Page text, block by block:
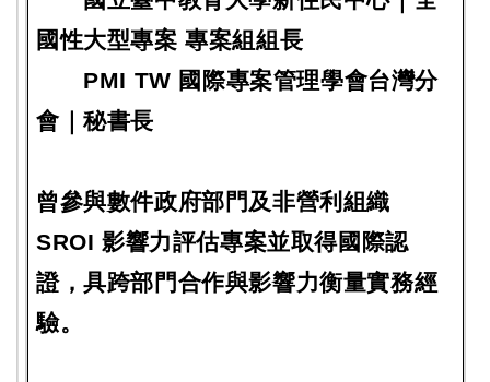
國性大型專案 專案組組長
PMI TW 國際專案管理學會台灣分
會｜秘書長
曾參與數件政府部門及非營利組織
SROI 影響力評估專案並取得國際認
證，具跨部門合作與影響力衡量實務經
驗。